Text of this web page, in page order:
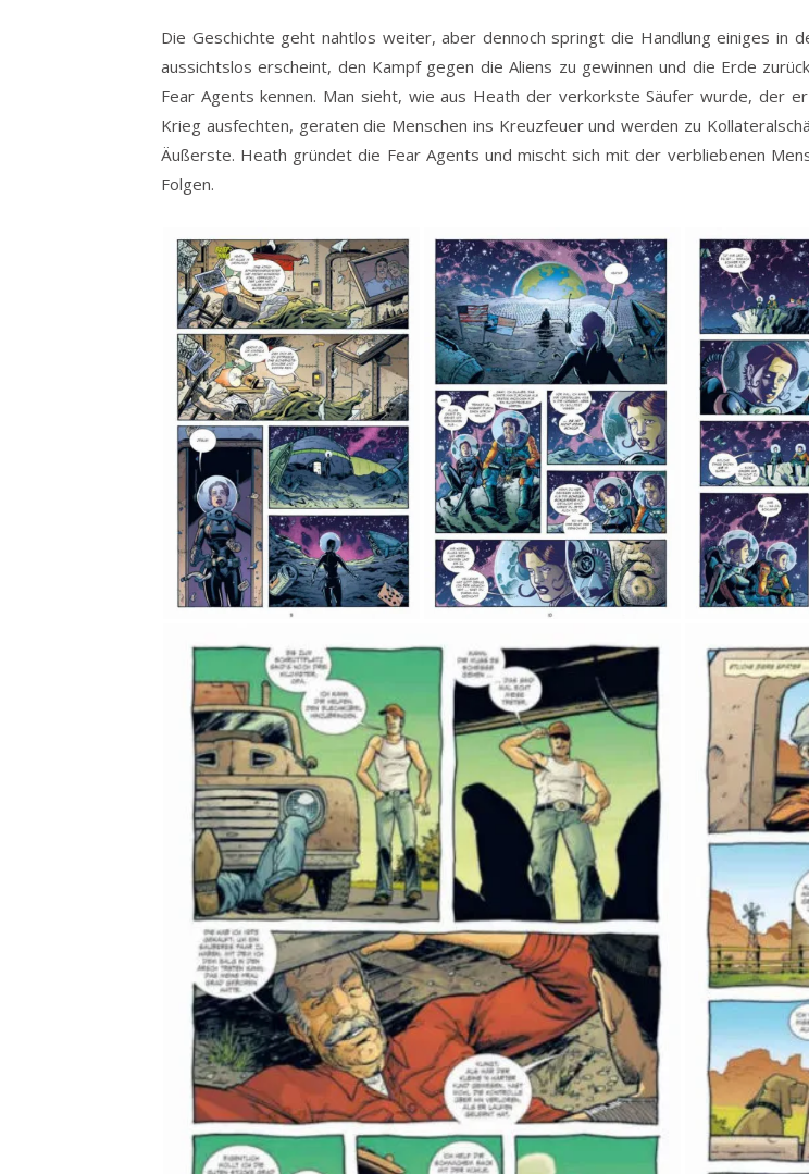
Die Geschichte geht nahtlos weiter, aber dennoch springt die Handlung einiges in
aussichtslos erscheint, den Kampf gegen die Aliens zu gewinnen und die Erde
Fear Agents kennen. Man sieht, wie aus Heath der verkorkste Säufer wurde, der
Krieg ausfechten, geraten die Menschen ins Kreuzfeuer und werden zu
Äußerste. Heath gründet die Fear Agents und mischt sich mit der verbliebenen
Folgen.